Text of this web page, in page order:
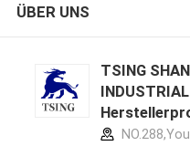
ÜBER UNS
TSING